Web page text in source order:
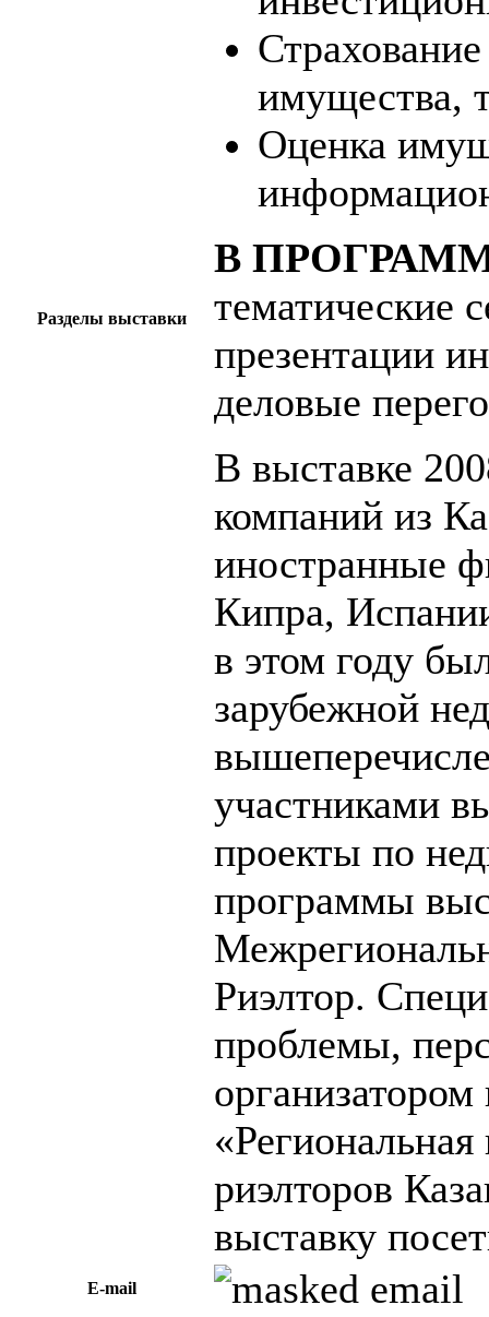
Разделы выставки
имущества,
Оценка
В
тематические
презентации
деловые
В выставке
компаний из
иностранные
Кипра,
в этом году
зарубежной
участниками
проекты по
программы
Риэлтор.
проблемы,
«Региональная
риэлторов
выставку
E-mail